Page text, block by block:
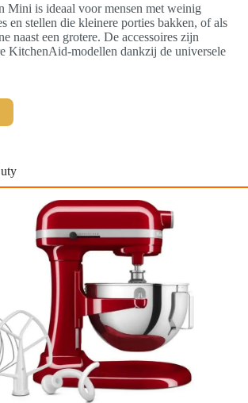
Mini is ideaal voor mensen met weinig
en stellen die kleinere porties bakken, of als
naast een grotere. De accessoires zijn
KitchenAid-modellen dankzij de universele